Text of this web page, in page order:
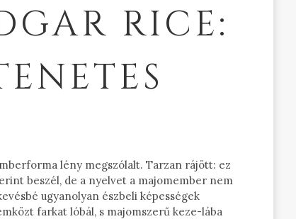
RICE:
lény megszólalt. Tarzan rájött: ez
beszél, de a nyelvet a majomember nem
ugyanolyan észbeli képességek
farkat lóbál, s majomszerű keze-lába